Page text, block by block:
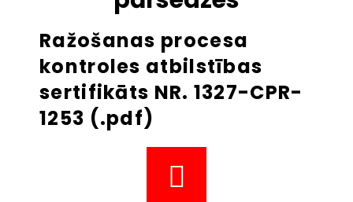
Ražošanas procesa
kontroles atbilstības
sertifikāts NR. 1327-CPR-
1253 (.pdf)